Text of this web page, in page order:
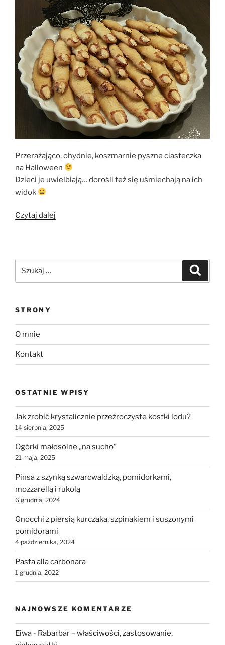
Przerażająco, ohydnie, koszmarnie pyszne ciasteczka
na Halloween
Dzieci je uwielbiają… dorośli też się uśmiechają na ich
widok
Czytaj dalej
STRONY
O mnie
Kontakt
OSTATNIE WPISY
Jak zrobić krystalicznie przeźroczyste kostki lodu?
14 sierpnia, 2025
Ogórki małosolne „na sucho”
21 maja, 2025
Pinsa z szynką szwarcwaldzką, pomidorkami,
mozzarellą i rukolą
6 grudnia, 2024
Gnocchi z piersią kurczaka, szpinakiem i suszonymi
pomidorami
4 października, 2024
Pasta alla carbonara
1 grudnia, 2022
NAJNOWSZE KOMENTARZE
Eiwa - Rabarbar – właściwości, zastosowanie,